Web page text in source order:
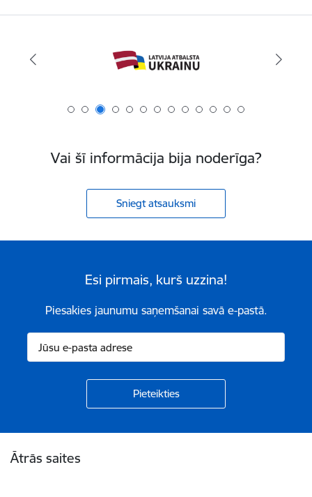
Vai šī informācija bija noderīga?
Sniegt atsauksmi
Esi pirmais, kurš uzzina!
Piesakies jaunumu saņemšanai savā e-pastā.
Ātrās saites